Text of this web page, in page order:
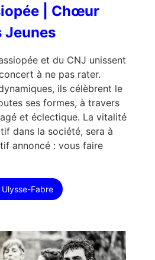
| Chœur
Jeunes
et du CNJ unissent
à ne pas rater.
ils célèbrent le
ses formes, à travers
et éclectique. La vitalité
dans la société, sera à
annoncé : vous faire
Fabre